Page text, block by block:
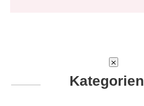
Kategorien